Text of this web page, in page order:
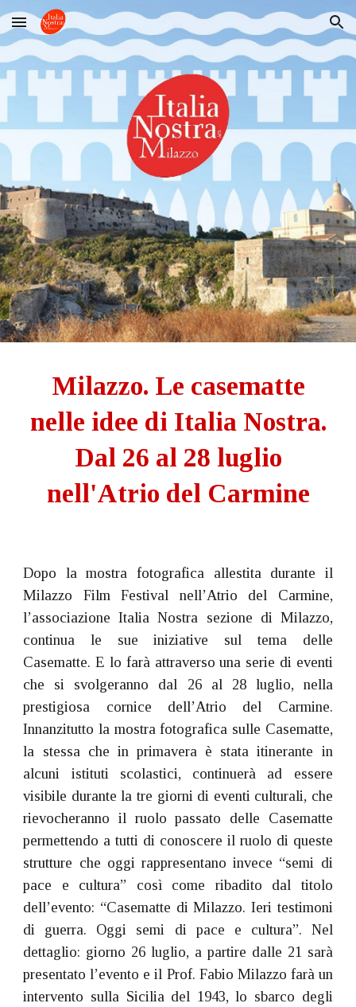
Skip to main content Skip to navigation
Milazzo. Le casematte
nelle idee di Italia Nostra.
Dal 26 al 28 luglio
nell'Atrio del Carmine
Dopo la mostra fotografica allestita durante il
Milazzo Film Festival nell’Atrio del Carmine,
l’associazione Italia Nostra sezione di Milazzo,
continua le sue iniziative sul tema delle
Casematte. E lo farà attraverso una serie di eventi
che si svolgeranno dal 26 al 28 luglio, nella
prestigiosa cornice dell’Atrio del Carmine.
Innanzitutto la mostra fotografica sulle Casematte,
la stessa che in primavera è stata itinerante in
alcuni istituti scolastici, continuerà ad essere
visibile durante la tre giorni di eventi culturali, che
rievocheranno il ruolo passato delle Casematte
permettendo a tutti di conoscere il ruolo di queste
strutture che oggi rappresentano invece “semi di
pace e cultura” così come ribadito dal titolo
dell’evento: “Casematte di Milazzo. Ieri testimoni
di guerra. Oggi semi di pace e cultura”. Nel
dettaglio: giorno 26 luglio, a partire dalle 21 sarà
presentato l’evento e il Prof. Fabio Milazzo farà un
intervento sulla Sicilia del 1943, lo sbarco degli